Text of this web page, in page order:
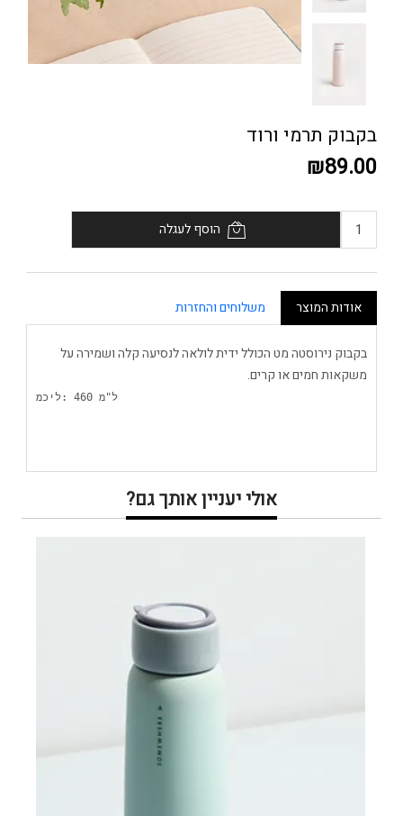
בקבוק תרמי ורוד
₪89.00
הוסף לעגלה
אודות המוצר משלוחים והחזרות
בקבוק נירוסטה מט הכולל ידית לולאה לנסיעה קלה ושמירה על
משקאות חמים או קרים.
מכיל: 460 מ"ל
אולי יעניין אותך גם?